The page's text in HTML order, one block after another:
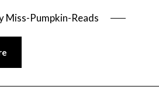
Miss-Pumpkin-Reads